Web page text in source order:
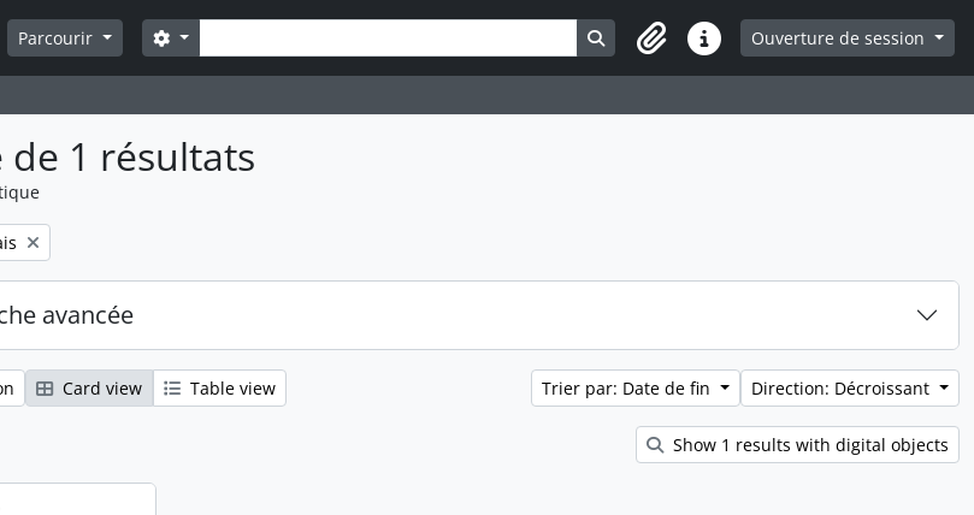
Parcourir Rechercher
Search options Search in browse page
Liens rapidesOuverture de session
de 1 résultats
filter:
avancée
Card view Table view Trier par: Date de fin Direction: Décroissant
Show 1 results with digital objects